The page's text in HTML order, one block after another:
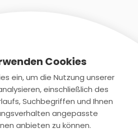
Cookies
ein, um die Nutzung unserer
einschließlich des
Suchbegriffen und Ihnen
angepasste
anbieten zu können.